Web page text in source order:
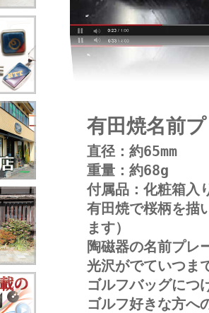
有田焼名前
直径：約65mm
重量：約68g
付属品：化粧箱入
有田焼で桜柄を描
ます）
陶磁器の名前プレ
光沢がでていつま
ゴルフバッグにつ
ゴルフ好きな方へ